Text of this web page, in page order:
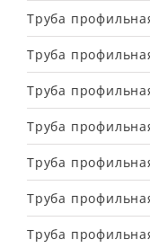
Труба
Труба
Труба
Труба
Труба
Труба
Труба